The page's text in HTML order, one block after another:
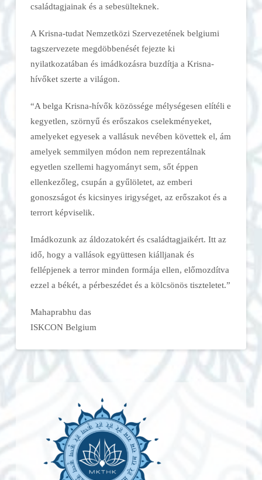
családtagjainak és a sebesülteknek.
A Krisna-tudat Nemzetközi Szervezetének belgiumi
tagszervezete megdöbbenését fejezte ki
nyilatkozatában és imádkozásra buzdítja a Krisna-
hívőket szerte a világon.
“A belga Krisna-hívők közössége mélységesen elítéli e
kegyetlen, szörnyű és erőszakos cselekményeket,
amelyeket egyesek a vallásuk nevében követtek el, ám
amelyek semmilyen módon nem reprezentálnak
egyetlen szellemi hagyományt sem, sőt éppen
ellenkezőleg, csupán a gyűlöletet, az emberi
gonoszságot és kicsinyes irigységet, az erőszakot és a
terrort képviselik.
Imádkozunk az áldozatokért és családtagjaikért. Itt az
idő, hogy a vallások együttesen kiálljanak és
fellépjenek a terror minden formája ellen, előmozdítva
ezzel a békét, a pérbeszédet és a kölcsönös tiszteletet.”
Mahaprabhu das
ISKCON Belgium